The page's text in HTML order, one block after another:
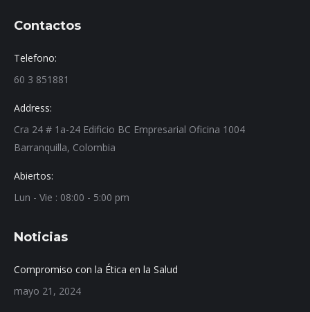
Contactos
Telefono:
60 3 851881
Address:
Cra 24 # 1a-24 Edificio BC Empresarial Oficina 1004
Barranquilla, Colombia
Abiertos:
Lun - Vie : 08:00 - 5:00 pm
Noticias
Compromiso con la Ética en la Salud
mayo 21, 2024